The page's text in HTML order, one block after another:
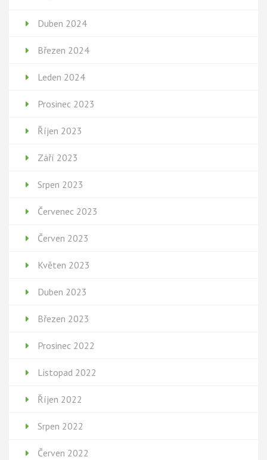
Duben 2024
Březen 2024
Leden 2024
Prosinec 2023
Říjen 2023
Září 2023
Srpen 2023
Červenec 2023
Červen 2023
Květen 2023
Duben 2023
Březen 2023
Prosinec 2022
Listopad 2022
Říjen 2022
Srpen 2022
Červen 2022